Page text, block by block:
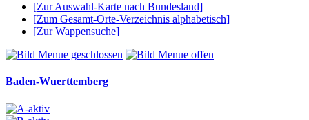
[Zur Auswahl-Karte nach Bundesland]
[Zum Gesamt-Orte-Verzeichnis alphabetisch]
[Zur Wappensuche]
Baden-Wuerttemberg